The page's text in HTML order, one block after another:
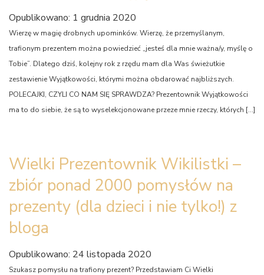
Opublikowano: 1 grudnia 2020
Wierzę w magię drobnych upominków. Wierzę, że przemyślanym,
trafionym prezentem można powiedzieć „jesteś dla mnie ważna/y, myślę o
Tobie”. Dlatego dziś, kolejny rok z rzędu mam dla Was świeżutkie
zestawienie Wyjątkowości, którymi można obdarować najbliższych.
POLECAJKI, CZYLI CO NAM SIĘ SPRAWDZA? Prezentownik Wyjątkowości
ma to do siebie, że są to wyselekcjonowane przeze mnie rzeczy, których […]
Wielki Prezentownik Wikilistki –
zbiór ponad 2000 pomysłów na
prezenty (dla dzieci i nie tylko!) z
bloga
Opublikowano: 24 listopada 2020
Szukasz pomysłu na trafiony prezent? Przedstawiam Ci Wielki